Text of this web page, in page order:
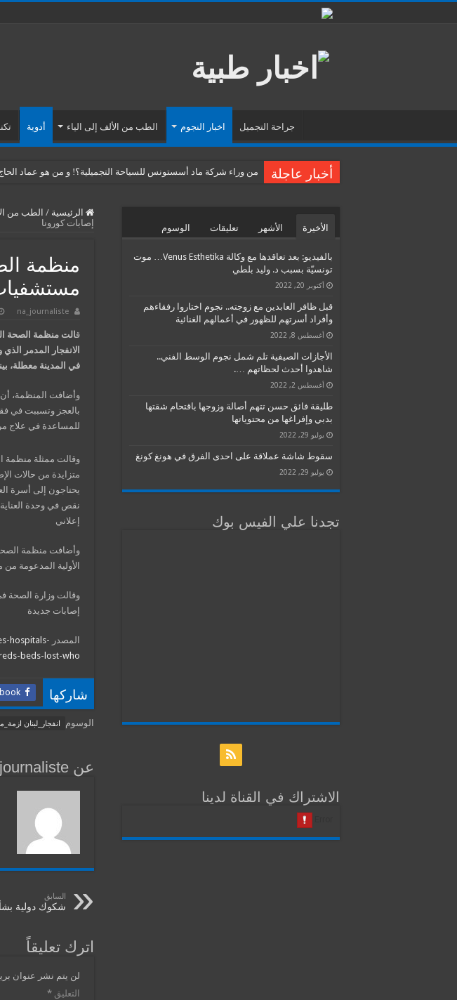
جراحة التجميل اخبار النجوم الطب من الألف إلى الياء أدوية
أخبار عاجلة من وراء شركة ماد أسستونس للسياحة التجميلية؟! و من هو عماد
الرئيسية / الطب من
إصابات كورونا
منظمة
na_journaliste
قالت منظمة الصحة
في المدينة معطلة، بينما تعمل 3 أخرى
وأضافت المنظمة، أن
للمساعدة في علاج
وقالت ممثلة منظمة
متزايدة من حالات
يحتاجون إلى أسرة
نقص في وحدة
إعلاني
الأولية المدعومة
إصابات جديدة
المصدر hospitals-
beds-lost-who
شاركها
الوسوم انفجار_لبنان
عن na_journaliste
السابق
شكوك دولية
اترك تعليقاً
لن يتم نشر عنوان
التعليق *
الأخيرة الأشهر تعليقات الوسوم
بالفيديو: بعد تعاقدها مع وكالة Venus Esthetika… موت
تونسيّة بسبب د. وليد بلطي
أكتوبر 20, 2022
قبل ظافر العابدين مع زوجته.. نجوم اختاروا رفقاءهم
وأفراد أسرتهم للظهور في أعمالهم الغنائية
أغسطس 8, 2022
الأجازات الصيفية تلم شمل نجوم الوسط الفني..
شاهدوا أحدث لحظاتهم ….
أغسطس 2, 2022
طليقة فائق حسن تتهم أصالة وزوجها باقتحام شقتها
بدبي وإفراغها من محتوياتها
يوليو 29, 2022
سقوط شاشة عملاقة على احدى الفرق في هونغ كونغ
يوليو 29, 2022
تجدنا علي الفيس بوك
الاشتراك في القناة لدينا